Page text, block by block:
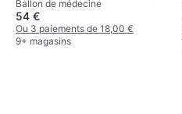
Wall Ball
Ballon de médecine
54 €
Ou 3 paiements de 18,00 €
9+ magasins